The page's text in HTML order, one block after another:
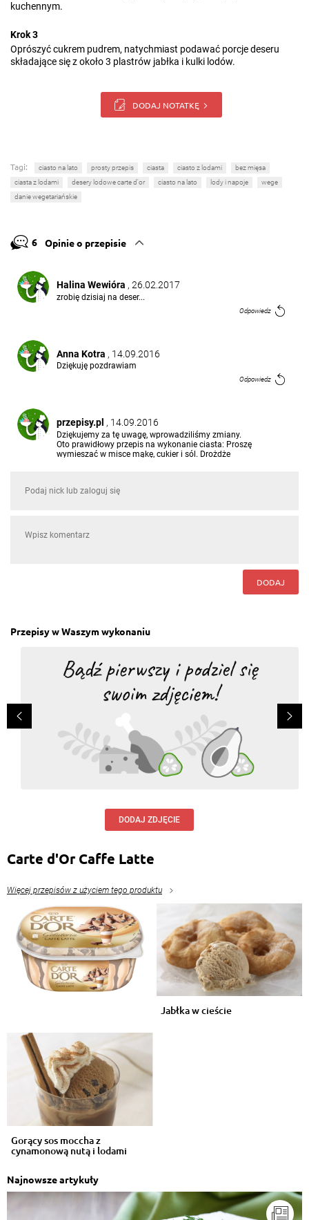
kuchennym.
Krok 3
Oprószyć cukrem pudrem, natychmiast podawać porcje deseru
składające się z około 3 plastrów jabłka i kulki lodów.
DODAJ NOTATKĘ
Tagi: ciasto na lato prosty przepis ciasta ciasto z lodami
bez mięsa
ciasta z lodami
desery lodowe carte d'or ciasto na lato lody i napoje
wege
danie wegetariańskie
6 Opinie o przepisie
Halina Wewióra , 26.02.2017
zrobię dzisiaj na deser...
Odpowiedz
Anna Kotra , 14.09.2016
Dziękuję pozdrawiam
Odpowiedz
przepisy.pl , 14.09.2016
Dziękujemy za tę uwagę, wprowadziliśmy zmiany.
Oto prawidłowy przepis na wykonanie ciasta: Proszę
wymieszać w misce mąkę, cukier i sól. Drożdże
aż ciasto nabierze pienistej i lekkiej konsystencji.
W składnikach są drożdże w przygotowaniu ciasta
Odpowiedz
przepisy.pl, 13.09.2016
https://www.przepisy.pl/przepis/jablka-w-ciescie-
4388 :) Pozdrawiamy!
Odpowiedz
Brak dokładnego przepisu
Odpowiedz
DODAJ
Przepisy w Waszym wykonaniu
DODAJ ZDJĘCIE
Carte d'Or Caffe Latte
Więcej przepisów z użyciem tego produktu
Jabłka w cieście
Gorący sos moccha z
cynamonową nutą i lodami
Najnowsze artykuły